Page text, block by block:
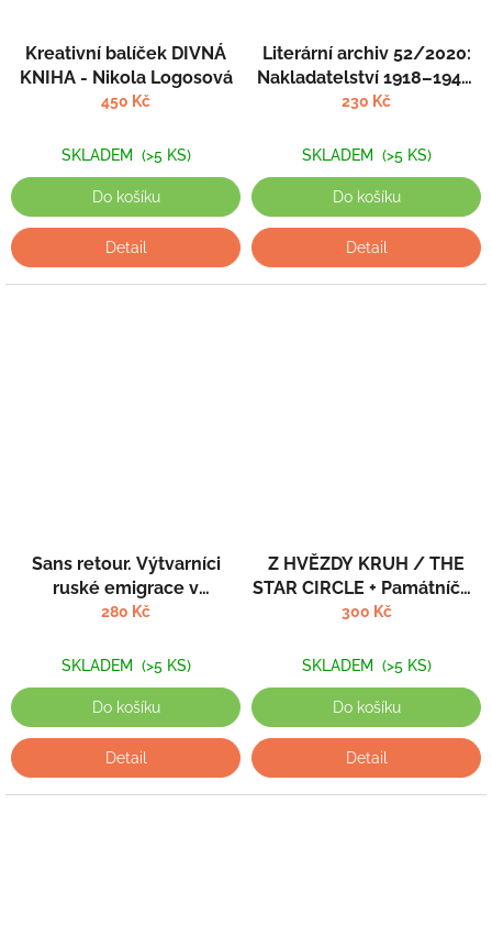
Kreativní balíček DIVNÁ
KNIHA - Nikola Logosová
450 Kč
SKLADEM (>5 KS)
Do košíku
Detail
Literární archiv 52/2020:
Nakladatelství 1918–1949.
Mezi okrajem a centrem -
230 Kč
SKLADEM (>5 KS)
Do košíku
Detail
Sans retour. Výtvarníci
ruské emigrace v
meziválečné Praze - Jakub
280 Kč
SKLADEM (>5 KS)
Do košíku
Detail
Z HVĚZDY KRUH / THE
STAR CIRCLE + Památníček
- Kolektiv autorů; grafický
Martin Odehnal
300 Kč
SKLADEM (>5 KS)
Do košíku
Detail